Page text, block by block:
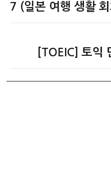
색
전
7 (일본 여행 생활
글:
[TOEIC] 토익